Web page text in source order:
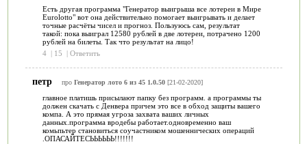
Есть другая программа "Генератор выигрыша все лотереи в Мире
Eurolotto" вот она действительно помогает выигрывать и делает
точные расчёты чисел и прогноз. Пользуюсь сам, результат
такой: пока выиграл 12580 рублей в две лотереи, потрачено 1200
рублей на билеты. Так что результат на лицо!
4
15 Ответить
петр про Генератор лото 6 из 45 1.0.50[21-02-2020]
главное платишь присылают папку без программ. а программы ты
должен скачать с Денвера причем это все в обход защиты вашего
компа. А это прямая угроза захвата ваших личных
данных.программа вродебы работает.одновременно ваш
комьпьтер становиться соучастником мошеннических операций
.ОПАСАЙТЕСЬЬЬЬЬЬ!!!!!!!